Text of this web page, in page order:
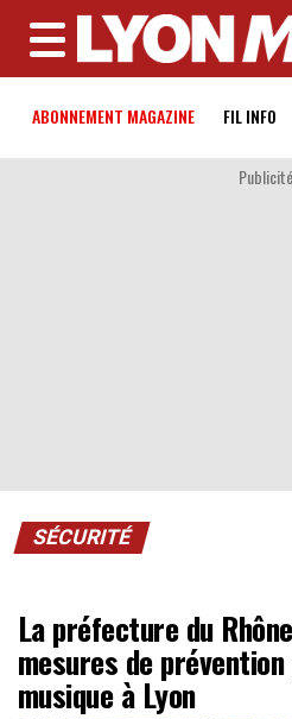
MENU
ABONNEMENT MAGAZINE FIL INFO
Publicité
SÉCURITÉ
La préfecture du
mesures de
musique à Lyon